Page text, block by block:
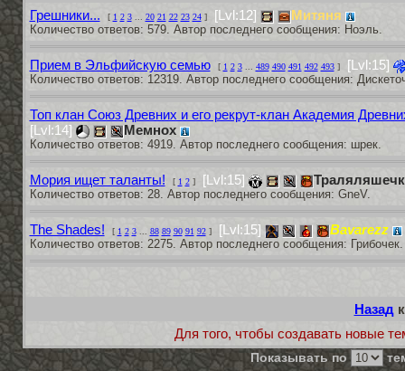
Грешники... [ 1 2 3... 20 21 22 23 24] [Lvl:12] Митяня
Количество ответов: 579. Автор последнего сообщения: Ноэль.
Прием в Эльфийскую семью [ 1 2 3... 489 490 491 492 493] [Lvl:15]
Количество ответов: 12319. Автор последнего сообщения:
Топ клан Союз Древних и его рекрут-клан Академия
[Lvl:14]
Мемнох
Количество ответов: 4919. Автор последнего сообщения: шрек.
Мория ищет таланты! [ 1 2] [Lvl:15]
Количество ответов: 28. Автор последнего сообщения: GneV.
The Shades! [ 1 2 3... 88 89 90 91 92] [Lvl:15] Bavarezz
Количество ответов: 2275. Автор последнего сообщения: Грибочек.
Назад
Для того, чтобы создавать новые
Показывать по